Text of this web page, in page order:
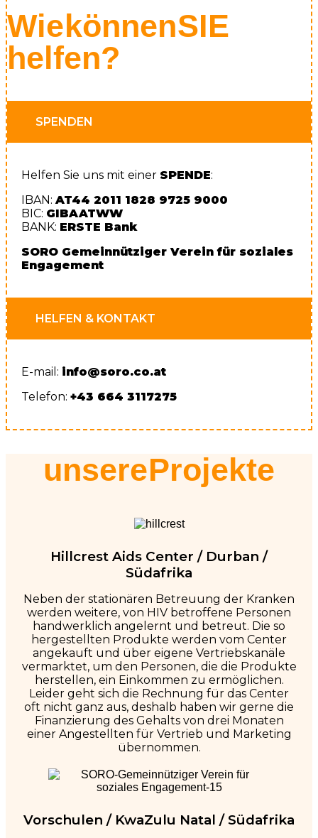
Wie können SIE
helfen?
SPENDEN
Helfen Sie uns mit einer SPENDE:
IBAN:AT44 2011 1828 9725 9000
BIC: GIBAATWW
BANK: ERSTE Bank
SORO Gemeinnütziger Verein für soziales
Engagement
HELFEN & KONTAKT
E-mail: info@soro.co.at
Telefon: +43 664 3117275
unsere Projekte
Hillcrest Aids Center / Durban /
Südafrika
Neben der stationären Betreuung der Kranken
werden weitere, von HIV betroffene Personen
handwerklich angelernt und betreut. Die so
hergestellten Produkte werden vom Center
angekauft und über eigene Vertriebskanäle
vermarktet, um den Personen, die die Produkte
herstellen, ein Einkommen zu ermöglichen.
Leider geht sich die Rechnung für das Center
oft nicht ganz aus, deshalb haben wir gerne die
Finanzierung des Gehalts von drei Monaten
einer Angestellten für Vertrieb und Marketing
übernommen.
Vorschulen / KwaZulu Natal / Südafrika